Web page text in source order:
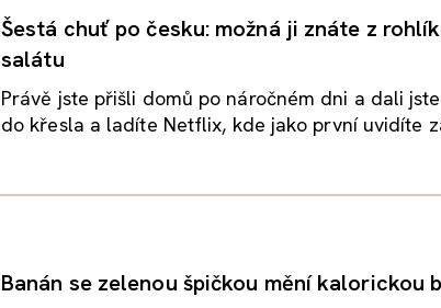
Šestá chuť po česku: možná ji znáte z
salátu
Právě jste přišli domů po náročném dni a dali
do křesla a ladíte Netflix, kde jako první uvidíte
Banán se zelenou špičkou mění kalorickou